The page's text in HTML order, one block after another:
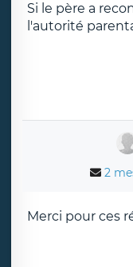
Si le père a
l'autorité
2
Merci pour ces